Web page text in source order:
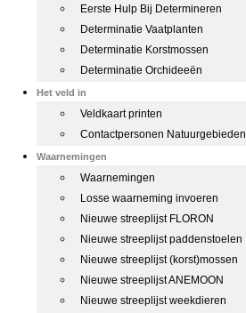
Eerste Hulp Bij Determineren
Determinatie Vaatplanten
Determinatie Korstmossen
Determinatie Orchideeën
Het veld in
Veldkaart printen
Contactpersonen Natuurgebieden
Waarnemingen
Waarnemingen
Losse waarneming invoeren
Nieuwe streeplijst FLORON
Nieuwe streeplijst paddenstoelen
Nieuwe streeplijst (korst)mossen
Nieuwe streeplijst ANEMOON
Nieuwe streeplijst weekdieren